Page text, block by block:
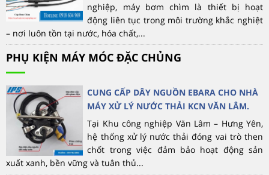
nghiệp, máy bơm chìm là thiết bị hoạt
động liên tục trong môi trường khắc nghiệt
– nơi luôn tồn tại nước, hóa chất,...
PHỤ KIỆN MÁY MÓC ĐẶC CHỦNG
CUNG CẤP DÂY NGUỒN EBARA CHO NHÀ
MÁY XỬ LÝ NƯỚC THẢI KCN VĂN LÂM.
Tại Khu công nghiệp Văn Lâm – Hưng Yên,
hệ thống xử lý nước thải đóng vai trò then
chốt trong việc đảm bảo hoạt động sản
xuất xanh, bền vững và tuân thủ...